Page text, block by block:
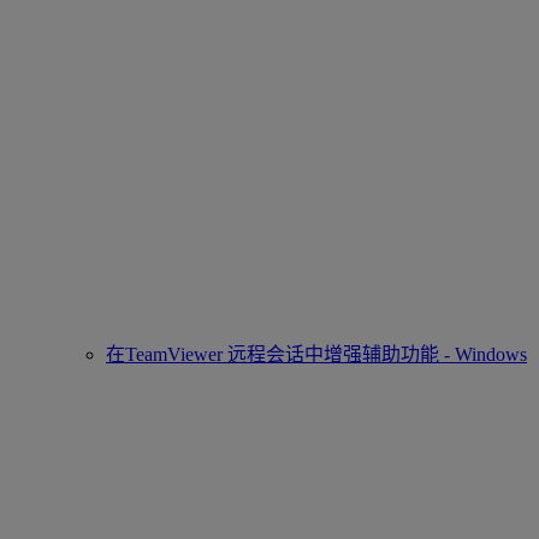
在TeamViewer 远程会话中增强辅助功能 - Windows